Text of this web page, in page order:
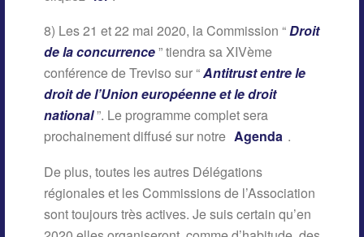
8) Les 21 et 22 mai 2020, la Commission “Droit
de la concurrence” tiendra sa XIVème
conférence de Treviso sur “Antitrust entre le
droit de l’Union européenne et le droit
national”. Le programme complet sera
prochainement diffusé sur notre Agenda .
De plus, toutes les autres Délégations
régionales et les Commissions de l’Association
sont toujours très actives. Je suis certain qu’en